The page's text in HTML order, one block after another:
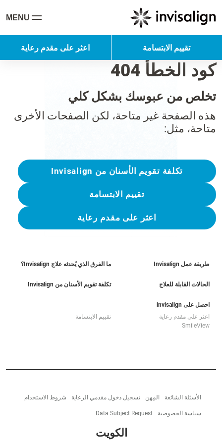
MENU
تقييم الابتسامة اعثر على مقدم رعاية
كود الخطأ 404
تخلص من عبوسك بشكل كلي
هذه الصفحة غير متاحة، لكن الصفحات الأخرى
متاحة، مثل:
تكلفة تقويم الأسنان من Invisalign
تقييم الابتسامة
اعثر على مقدم رعاية
طريقة عمل Invisalign ما الفرق الذي يُحدثه علاج Invisalign؟
الحالات القابلة للعلاج تكلفة تقويم الأسنان من Invisalign
احصل على invisalign
اعثر على مقدم رعاية
تقييم الابتسامة
SmileView
الأسئلة الشائعة المِهن تسجيل دخول مقدمي الرعاية شروط الاستخدام
سياسة الخصوصية Data Subject Request
الكويت‎